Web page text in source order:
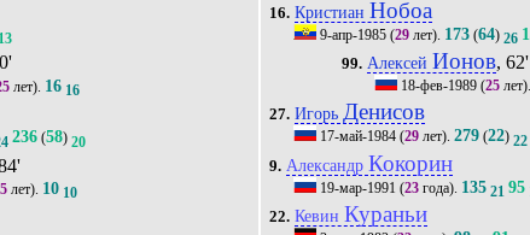
13
лет). 16 16
236 (58) 20
лет). 10 10
16. Кристиан Нобоа
9-апр-1985 (29 лет). 173 (64) 26
99. Алексей Ионов, 62'
18-фев-1989(25лет).
27. ИгорьДенисов
17-май-1984 (29 лет).279 (22) 22
9. Александр Кокорин
19-мар-1991 (23 года). 135 21 95
22. Кевин Кураньи